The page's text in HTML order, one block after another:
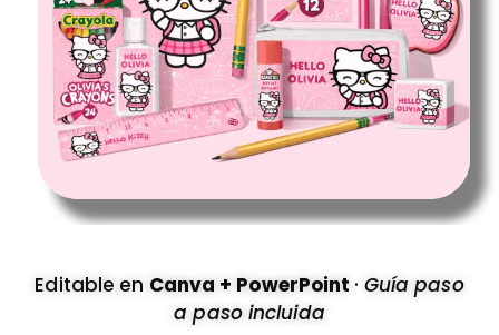
Editable en Canva + PowerPoint · Guía paso
a paso incluida